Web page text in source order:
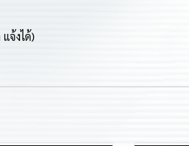
จ้งได้)